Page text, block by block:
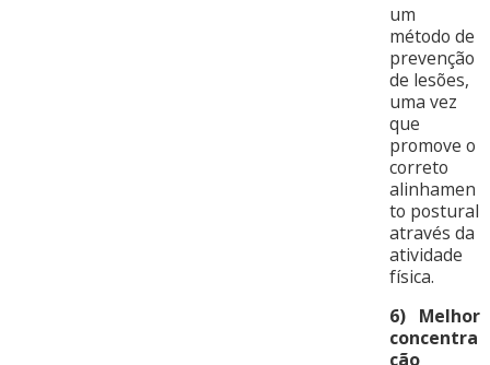
um
método de
prevenção
de lesões,
uma vez
que
promove o
correto
alinhamen
to postural
através da
atividade
física.
6) Melhor
concentra
ção